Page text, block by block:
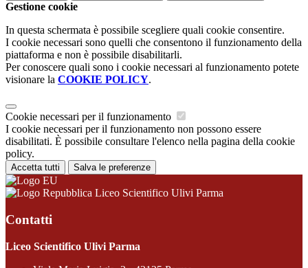
Gestione cookie
In questa schermata è possibile scegliere quali cookie consentire.
I cookie necessari sono quelli che consentono il funzionamento della
piattaforma e non è possibile disabilitarli.
Per conoscere quali sono i cookie necessari al funzionamento potete
visionare la COOKIE POLICY.
Cookie necessari per il funzionamento
I cookie necessari per il funzionamento non possono essere
disabilitati. È possibile consultare l'elenco nella pagina della cookie
policy.
Accetta tutti Salva le preferenze
Liceo Scientifico Ulivi Parma
Contatti
Liceo Scientifico Ulivi Parma